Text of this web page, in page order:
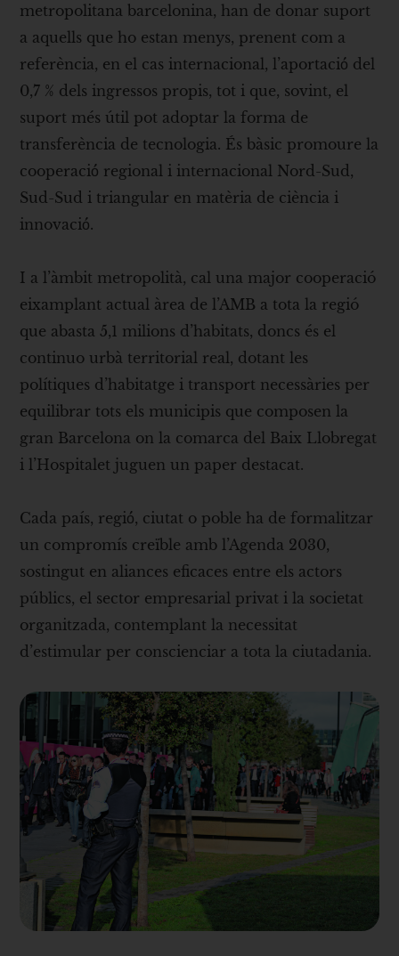
metropolitana barcelonina, han de donar suport
a aquells que ho estan menys, prenent com a
referència, en el cas internacional, l’aportació́ del
0,7 % dels ingressos propis, tot i que, sovint, el
suport més útil pot adoptar la forma de
transferència de tecnologia. És bàsic promoure la
cooperació́ regional i internacional Nord-Sud,
Sud-Sud i triangular en matèria de ciència i
innovació́.
I a l’àmbit metropolità, cal una major cooperació
eixamplant actual àrea de l’AMB a tota la regió
que abasta 5,1 milions d’habitats, doncs és el
continuo urbà territorial real, dotant les
polítiques d’habitatge i transport necessàries per
equilibrar tots els municipis que composen la
gran Barcelona on la comarca del Baix Llobregat
i l’Hospitalet juguen un paper destacat.
Cada país, regió́, ciutat o poble ha de formalitzar
un compromís creïble amb l’Agenda 2030,
sostingut en aliances eficaces entre els actors
públics, el sector empresarial privat i la societat
organitzada, contemplant la necessitat
d’estimular per conscienciar a tota la ciutadania.